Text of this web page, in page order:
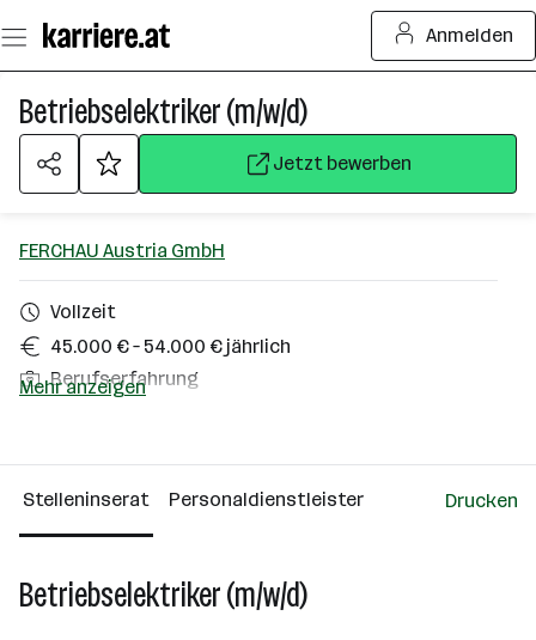
Seiteninhalt
springen
Anmelden
Betriebselektriker (m/w/d)
Jetzt bewerben
FERCHAU Austria GmbH
Vollzeit
45.000 € – 54.000 € jährlich
Berufserfahrung
Über das Unternehmen
Wien
Mehr anzeigen
Stelleninserat Personaldienstleister Drucken
Betriebselektriker (m/w/d)